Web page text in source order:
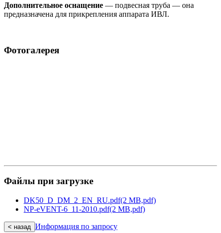
Дополнительное оснащение — подвесная труба — oна
предназначена для прикрепления аппарата ИВЛ.
Фотогалерея
Файлы при загрузке
DK50_D_DM_2_EN_RU.pdf(2 MB,pdf)
NP-eVENT-6_11-2010.pdf(2 MB,pdf)
< назад Информация по запросу